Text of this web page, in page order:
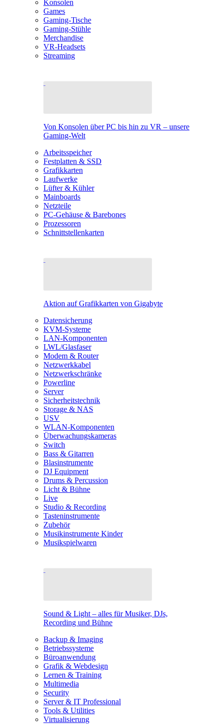
Konsolen
Games
Gaming-Tische
Gaming-Stühle
Merchandise
VR-Headsets
Streaming
Von Konsolen über PC bis hin zu VR – unsere
Gaming-Welt
Arbeitsspeicher
Festplatten & SSD
Grafikkarten
Laufwerke
Lüfter & Kühler
Mainboards
Netzteile
PC-Gehäuse & Barebones
Prozessoren
Schnittstellenkarten
Aktion auf Grafikkarten von Gigabyte
Datensicherung
KVM-Systeme
LAN-Komponenten
LWL/Glasfaser
Modem & Router
Netzwerkkabel
Netzwerkschränke
Powerline
Server
Sicherheitstechnik
Storage & NAS
USV
WLAN-Komponenten
Überwachungskameras
Switch
Bass & Gitarren
Blasinstrumente
DJ Equipment
Drums & Percussion
Licht & Bühne
Live
Studio & Recording
Tasteninstrumente
Zubehör
Musikinstrumente Kinder
Musikspielwaren
Sound & Light – alles für Musiker, DJs,
Recording und Bühne
Backup & Imaging
Betriebssysteme
Büroanwendung
Grafik & Webdesign
Lernen & Training
Multimedia
Security
Server & IT Professional
Tools & Utilities
Virtualisierung